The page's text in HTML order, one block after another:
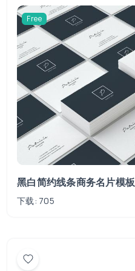
Free
黑白简约线条商务名片模板
下载: 705